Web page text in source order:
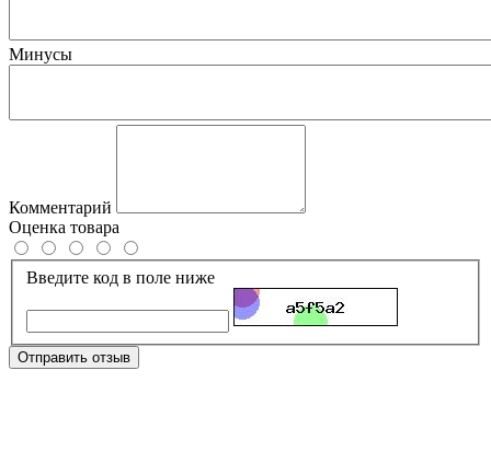
Минусы
Комментарий
Оценка товара
Введите код в поле ниже
Отправить отзыв